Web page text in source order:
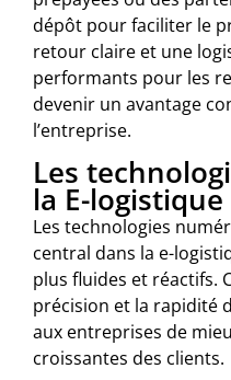
dépôt pour faciliter le
retour claire et une
performants pour les
devenir un avantage
l’entreprise.
Les
la E-logistique
Les technologies
central dans la e-
plus fluides et réactifs.
précision et la rapidité
aux entreprises de
croissantes des clients.